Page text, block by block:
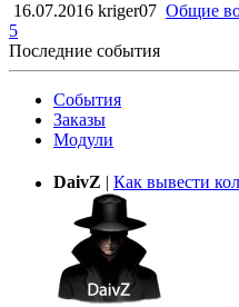
16.07.2016 kriger07 Общие
5
Последние события
События
Заказы
Модули
DaivZ Как вывести